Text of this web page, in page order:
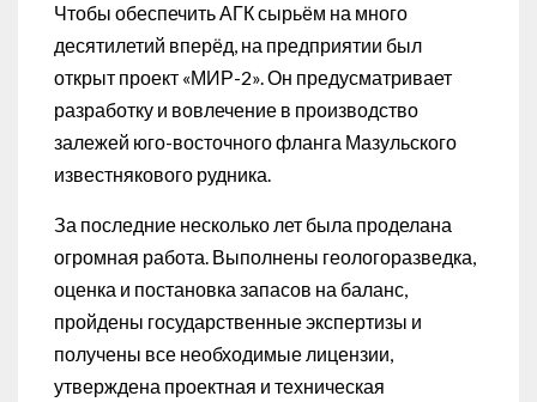
Чтобы обеспечить АГК сырьём на много
десятилетий вперёд, на предприятии был
открыт проект «МИР-2». Он предусматривает
разработку и вовлечение в производство
залежей юго-восточного фланга Мазульского
известнякового рудника.
За последние несколько лет была проделана
огромная работа. Выполнены геологоразведка,
оценка и постановка запасов на баланс,
пройдены государственные экспертизы и
получены все необходимые лицензии,
утверждена проектная и техническая